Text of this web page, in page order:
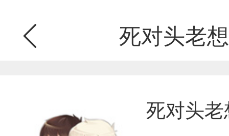
死对头老
死对头